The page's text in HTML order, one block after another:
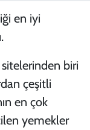
en iyi
biri
çeşitli
en çok
yemekler